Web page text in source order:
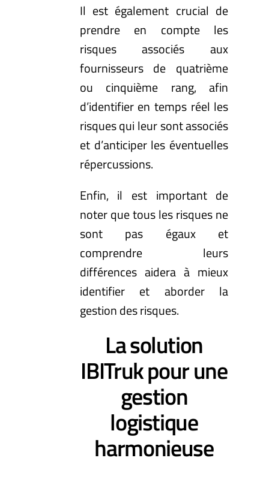
Il est également crucial de
prendre en compte les
risques associés aux
fournisseurs de quatrième
ou cinquième rang, afin
d’identifier en temps réel les
risques qui leur sont associés
et d’anticiper les éventuelles
répercussions.
Enfin, il est important de
noter que tous les risques ne
sont pas égaux et
comprendre leurs
différences aidera à mieux
identifier et aborder la
gestion des risques.
La solution
IBITruk pour une
gestion
logistique
harmonieuse